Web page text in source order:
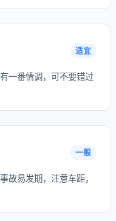
适宜
一番情调，可不要错过
一般
故易发期，注意车距，